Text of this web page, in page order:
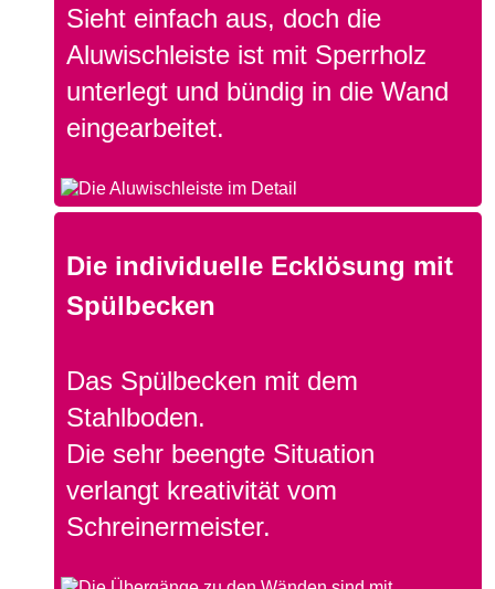
Sieht einfach aus, doch die
Aluwischleiste ist mit Sperrholz
unterlegt und bündig in die Wand
eingearbeitet.
Die individuelle Ecklösung mit
Spülbecken
Das Spülbecken mit dem
Stahlboden.
Die sehr beengte Situation
verlangt kreativität vom
Schreinermeister.